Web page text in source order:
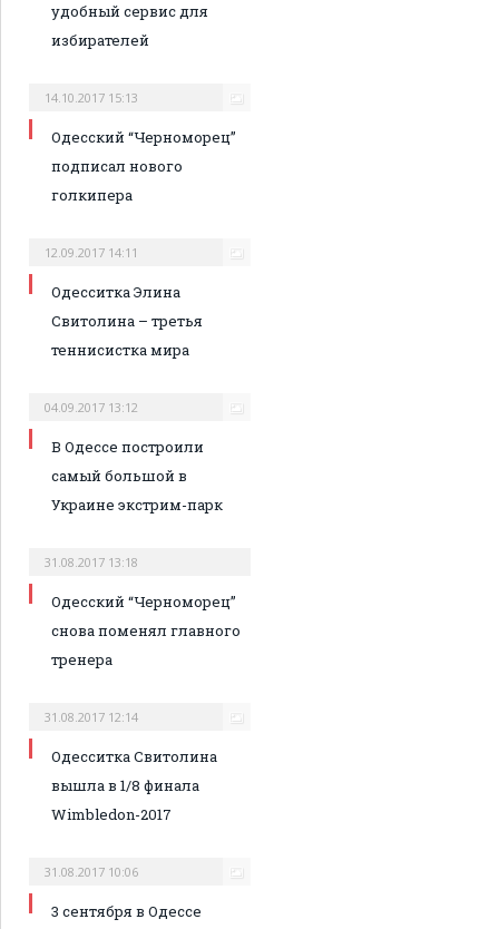
удобный сервис для
избирателей
14.10.2017 15:13
Одесский “Черноморец”
подписал нового
голкипера
12.09.2017 14:11
Одесситка Элина
Свитолина – третья
теннисистка мира
04.09.2017 13:12
В Одессе построили
самый большой в
Украине экстрим-парк
31.08.2017 13:18
Одесский “Черноморец”
снова поменял главного
тренера
31.08.2017 12:14
Одесситка Свитолина
вышла в 1/8 финала
Wimbledon-2017
31.08.2017 10:06
3 сентября в Одессе